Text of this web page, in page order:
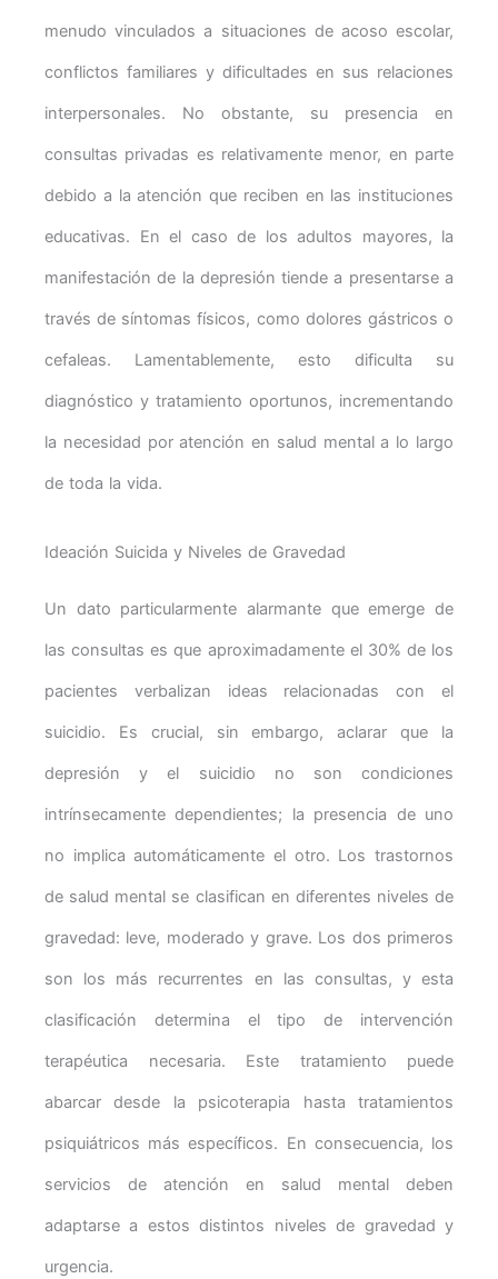
menudo vinculados a situaciones de acoso escolar,
conflictos familiares y dificultades en sus relaciones
interpersonales. No obstante, su presencia en
consultas privadas es relativamente menor, en parte
debido a la atención que reciben en las instituciones
educativas. En el caso de los adultos mayores, la
manifestación de la depresión tiende a presentarse a
través de síntomas físicos, como dolores gástricos o
cefaleas. Lamentablemente, esto dificulta su
diagnóstico y tratamiento oportunos, incrementando
la necesidad por atención en salud mental a lo largo
de toda la vida.
Ideación Suicida y Niveles de Gravedad
Un dato particularmente alarmante que emerge de
las consultas es que aproximadamente el 30% de los
pacientes verbalizan ideas relacionadas con el
suicidio. Es crucial, sin embargo, aclarar que la
depresión y el suicidio no son condiciones
intrínsecamente dependientes; la presencia de uno
no implica automáticamente el otro. Los trastornos
de salud mental se clasifican en diferentes niveles de
gravedad: leve, moderado y grave. Los dos primeros
son los más recurrentes en las consultas, y esta
clasificación determina el tipo de intervención
terapéutica necesaria. Este tratamiento puede
abarcar desde la psicoterapia hasta tratamientos
psiquiátricos más específicos. En consecuencia, los
servicios de atención en salud mental deben
adaptarse a estos distintos niveles de gravedad y
urgencia.